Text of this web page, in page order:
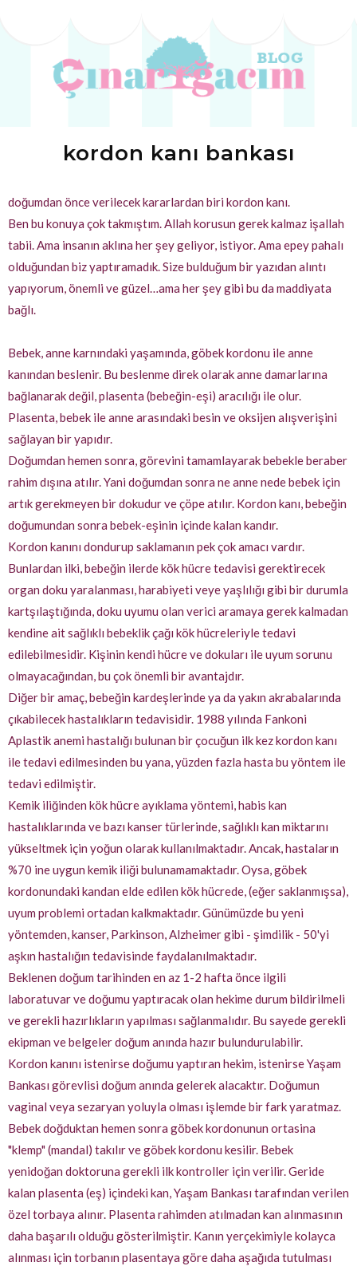
kordon kanı bankası
doğumdan önce verilecek kararlardan biri kordon kanı.
Ben bu konuya çok takmıştım. Allah korusun gerek kalmaz işallah
tabii. Ama insanın aklına her şey geliyor, istiyor. Ama epey pahalı
olduğundan biz yaptıramadık. Size bulduğum bir yazıdan alıntı
yapıyorum, önemli ve güzel…ama her şey gibi bu da maddiyata
bağlı.
Bebek, anne karnındaki yaşamında, göbek kordonu ile anne
kanından beslenir. Bu beslenme direk olarak anne damarlarına
bağlanarak değil, plasenta (bebeğin-eşi) aracılığı ile olur.
Plasenta, bebek ile anne arasındaki besin ve oksijen alışverişini
sağlayan bir yapıdır.
Doğumdan hemen sonra, görevini tamamlayarak bebekle beraber
rahim dışına atılır. Yani doğumdan sonra ne anne nede bebek için
artık gerekmeyen bir dokudur ve çöpe atılır. Kordon kanı, bebeğin
doğumundan sonra bebek-eşinin içinde kalan kandır.
Kordon kanını dondurup saklamanın pek çok amacı vardır.
Bunlardan ilki, bebeğin ilerde kök hücre tedavisi gerektirecek
organ doku yaralanması, harabiyeti veye yaşlılığı gibi bir durumla
kartşılaştığında, doku uyumu olan verici aramaya gerek kalmadan
kendine ait sağlıklı bebeklik çağı kök hücreleriyle tedavi
edilebilmesidir. Kişinin kendi hücre ve dokuları ile uyum sorunu
olmayacağından, bu çok önemli bir avantajdır.
Diğer bir amaç, bebeğin kardeşlerinde ya da yakın akrabalarında
çıkabilecek hastalıkların tedavisidir. 1988 yılında Fankoni
Aplastik anemi hastalığı bulunan bir çocuğun ilk kez kordon kanı
ile tedavi edilmesinden bu yana, yüzden fazla hasta bu yöntem ile
tedavi edilmiştir.
Kemik iliğinden kök hücre ayıklama yöntemi, habis kan
hastalıklarında ve bazı kanser türlerinde, sağlıklı kan miktarını
yükseltmek için yoğun olarak kullanılmaktadır. Ancak, hastaların
%70 ine uygun kemik iliği bulunamamaktadır. Oysa, göbek
kordonundaki kandan elde edilen kök hücrede, (eğer saklanmışsa),
uyum problemi ortadan kalkmaktadır. Günümüzde bu yeni
yöntemden, kanser, Parkinson, Alzheimer gibi - şimdilik - 50'yi
aşkın hastalığın tedavisinde faydalanılmaktadır.
Beklenen doğum tarihinden en az 1-2 hafta önce ilgili
laboratuvar ve doğumu yaptıracak olan hekime durum bildirilmeli
ve gerekli hazırlıkların yapılması sağlanmalıdır. Bu sayede gerekli
ekipman ve belgeler doğum anında hazır bulundurulabilir.
Kordon kanını istenirse doğumu yaptıran hekim, istenirse Yaşam
Bankası görevlisi doğum anında gelerek alacaktır. Doğumun
vaginal veya sezaryan yoluyla olması işlemde bir fark yaratmaz.
Bebek doğduktan hemen sonra göbek kordonunun ortasina
"klemp" (mandal) takılır ve göbek kordonu kesilir. Bebek
yenidoğan doktoruna gerekli ilk kontroller için verilir. Geride
kalan plasenta (eş) içindeki kan, Yaşam Bankası tarafından verilen
özel torbaya alınır. Plasenta rahimden atılmadan kan alınmasının
daha başarılı olduğu gösterilmiştir. Kanın yerçekimiyle kolayca
alınması için torbanın plasentaya göre daha aşağıda tutulması